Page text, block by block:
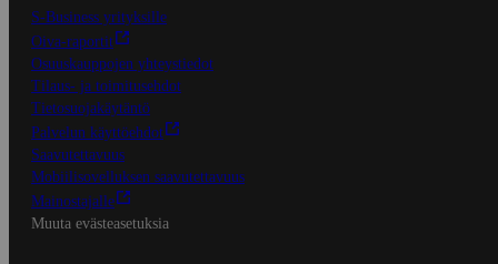
S-Business yrityksille
Oiva-raportit
Osuuskauppojen yhteystiedot
Tilaus- ja toimitusehdot
Tietosuojakäytäntö
Palvelun käyttöehdot
Saavutettavuus
Mobiilisovelluksen saavutettavuus
Mainostajalle
Muuta evästeasetuksia